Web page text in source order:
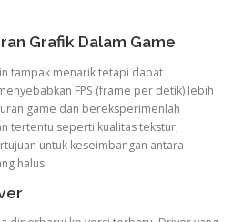
Grafik Dalam Game
tampak menarik tetapi dapat
FPS (frame per detik) lebih
game dan bereksperimenlah
tertentu seperti kualitas tekstur,
untuk keseimbangan antara
halus.